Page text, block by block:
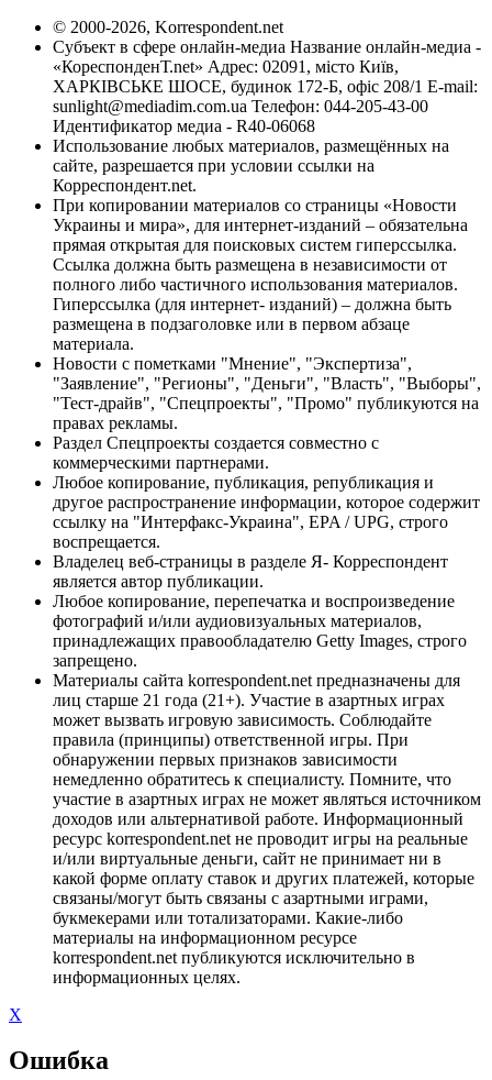
© 2000-2026, Korrespondent.net
Субъект в сфере онлайн-медиа Название онлайн-медиа -
«КореспонденТ.net» Адрес: 02091, місто Київ,
ХАРКІВСЬКЕ ШОСЕ, будинок 172-Б, офіс 208/1 E-mail:
sunlight@mediadim.com.ua Телефон: 044-205-43-00
Идентификатор медиа - R40-06068
Использование любых материалов, размещённых на
сайте, разрешается при условии ссылки на
Корреспондент.net.
При копировании материалов со страницы «Новости
Украины и мира», для интернет-изданий – обязательна
прямая открытая для поисковых систем гиперссылка.
Ссылка должна быть размещена в независимости от
полного либо частичного использования материалов.
Гиперссылка (для интернет- изданий) – должна быть
размещена в подзаголовке или в первом абзаце
материала.
Новости с пометками "Мнение", "Экспертиза",
"Заявление", "Регионы", "Деньги", "Власть", "Выборы",
"Тест-драйв", "Спецпроекты", "Промо" публикуются на
правах рекламы.
Раздел Спецпроекты создается совместно с
коммерческими партнерами.
Любое копирование, публикация, републикация и
другое распространение информации, которое содержит
ссылку на "Интерфакс-Украина", EPA / UPG, строго
воспрещается.
Владелец веб-страницы в разделе Я- Корреспондент
является автор публикации.
Любое копирование, перепечатка и воспроизведение
фотографий и/или аудиовизуальных материалов,
принадлежащих правообладателю Getty Images, строго
запрещено.
Материалы сайта korrespondent.net предназначены для
лиц старше 21 года (21+). Участие в азартных играх
может вызвать игровую зависимость. Соблюдайте
правила (принципы) ответственной игры. При
обнаружении первых признаков зависимости
немедленно обратитесь к специалисту. Помните, что
участие в азартных играх не может являться источником
доходов или альтернативой работе. Информационный
ресурс korrespondent.net не проводит игры на реальные
и/или виртуальные деньги, сайт не принимает ни в
какой форме оплату ставок и других платежей, которые
связаны/могут быть связаны с азартными играми,
букмекерами или тотализаторами. Какие-либо
материалы на информационном ресурсе
korrespondent.net публикуются исключительно в
информационных целях.
X
Ошибка